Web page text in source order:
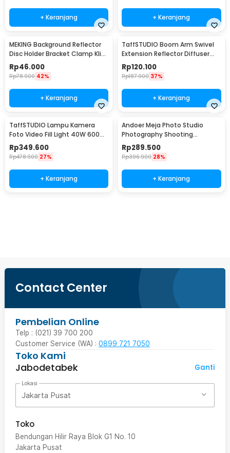
+ Keranjang + Keranjang
MEKING Background Reflector
Disc Holder Bracket Clamp Klip
Backdrop - QM3400
Rp46.000
Rp78.900 42%
+ Keranjang
TaffSTUDIO Boom Arm Swivel
Extension Reflector Diffuser
Clamp - CD-60
Rp120.100
Rp187.900 37%
+ Keranjang
TaffSTUDIO Lampu Kamera
Foto Video Fill Light 40W 600
LED - U600+
Rp349.600
Rp478.900 27%
+ Keranjang
Andoer Meja Photo Studio
Photography Shooting
93x60cm - S-1109
Rp289.500
Rp396.900 28%
+ Keranjang
Contact Center
Pembelian Online
Telp : (021) 39 700 200
Customer Service (WA) : 0899 721 7050
Toko Kami
Jabodetabek
Ganti
Lokasi
Jakarta Pusat
Toko
Bendungan Hilir Raya Blok G1 No. 10
Jakarta Pusat